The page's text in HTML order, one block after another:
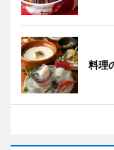
料理